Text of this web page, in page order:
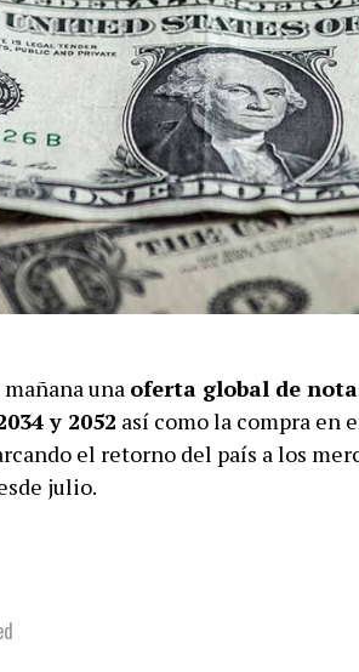
una oferta global de
y 2052 así como la compra en
el retorno del país a los
julio.